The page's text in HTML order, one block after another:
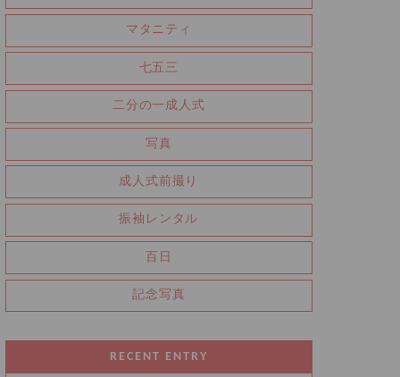
マタニティ
七五三
二分の一成人式
写真
成人式前撮り
振袖レンタル
百日
記念写真
RECENT ENTRY